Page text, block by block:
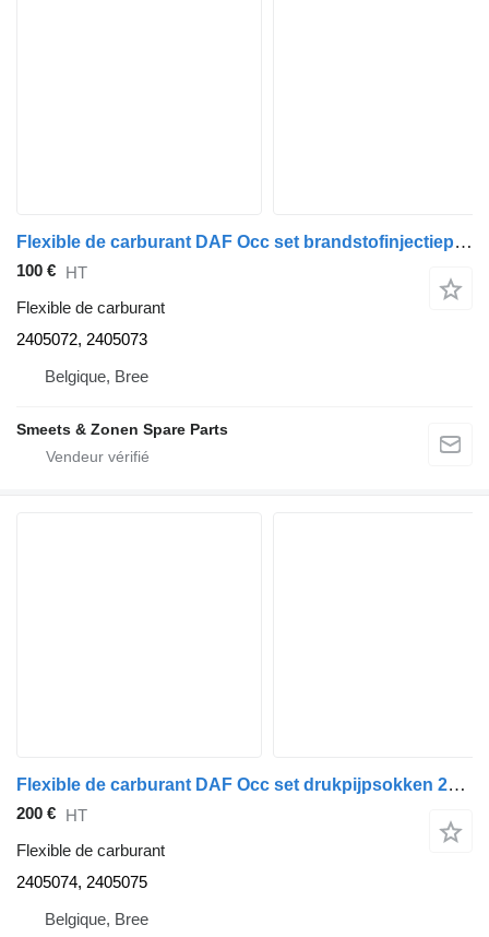
Flexible de carburant DAF Occ set brandstofinjectiepijpen 2405072, 2405073 pour camion
100 € HT
Flexible de carburant
2405072, 2405073
Belgique, Bree
Smeets & Zonen Spare Parts
Flexible de carburant DAF Occ set drukpijpsokken 2405074, 2405075 pour camion
200 € HT
Flexible de carburant
2405074, 2405075
Belgique, Bree